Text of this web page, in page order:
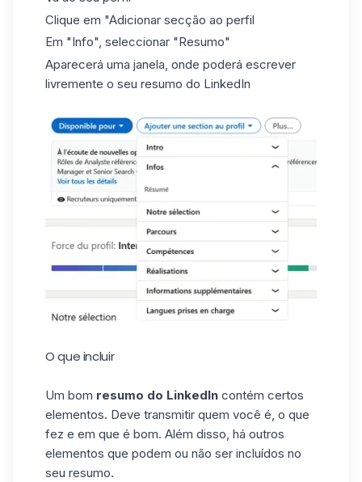
Clique em "Adicionar secção ao perfil
Em "Info", seleccionar "Resumo"
Aparecerá uma janela, onde poderá escrever
livremente o seu resumo do LinkedIn
O que incluir
Um bom resumo do LinkedIn contém certos
elementos. Deve transmitir quem você é, o que
fez e em que é bom. Além disso, há outros
elementos que podem ou não ser incluídos no
seu resumo.